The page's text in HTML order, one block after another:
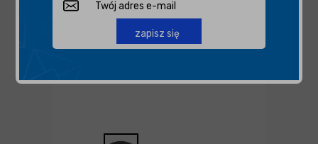
zapisz się